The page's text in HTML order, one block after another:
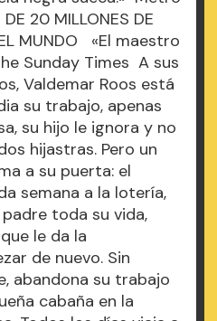
20 MILLONES DE
MUNDO «El maestro
Sunday Times A sus
Valdemar Roos está
su trabajo, apenas
su hijo le ignora y no
hijastras. Pero un
a su puerta: el
semana a la lotería,
toda su vida,
le da la
de nuevo. Sin
abandona su trabajo
cabaña en la